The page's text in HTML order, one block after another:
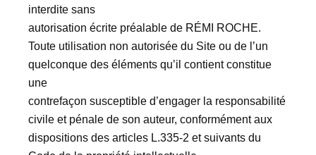
interdite sans
autorisation écrite préalable de RÉMI ROCHE.
Toute utilisation non autorisée du Site ou de l’un
quelconque des éléments qu’il contient constitue
une
contrefaçon susceptible d’engager la responsabilité
civile et pénale de son auteur, conformément aux
dispositions des articles L.335-2 et suivants du